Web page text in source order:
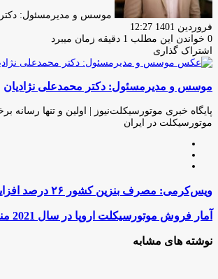
موسس و مدیرمسئول: دکتر
فروردین 1401 12:27
0 خواندن این مطلب 1 دقیقه زمان میبرد
اشتراک گذاری
فیس
توئیتر
لینکدین
واتس
تلگرام
اشتراک
از
ایمیل
چاپ
موسس و مدیرمسئول: دکتر محمدعلی نژادیان
پایگاه خبری موتورسیکلت‌نیوز | اولین و تنها رسانه
موتورسیکلت در ایران
ویس‌کرمی:
مصرف
بنزین
کشور
۲۶
درصد
ویس‌کرمی: مصرف بنزین کشور ۲۶ درصد افزایش یافت
آمار
موتورسیکلت
اروپا
آمار فروش موتورسیکلت اروپا در سال 2021 منتشر شد
نوشته های مشابه